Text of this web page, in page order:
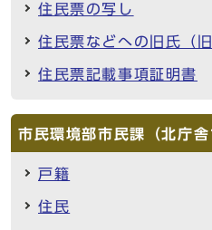
住民票の写し
住民票などへの旧氏（
住民票記載事項証明書
市民環境部市民課（北庁舎
戸籍
住民